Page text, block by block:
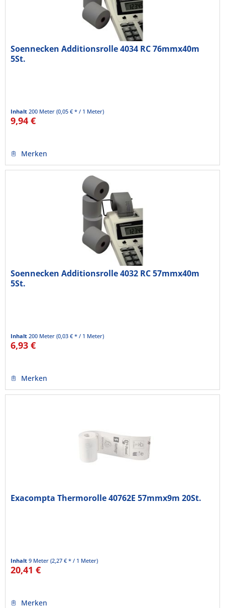
Soennecken Additionsrolle 4034 RC 76mmx40m
5St.
Inhalt200 Meter(0,05 € * / 1 Meter)
9,94 €
Merken
Soennecken Additionsrolle 4032 RC 57mmx40m
5St.
Inhalt 200 Meter(0,03 € * / 1 Meter)
6,93 €
Merken
Exacompta Thermorolle 40762E 57mmx9m 20St.
Inhalt9 Meter(2,27 € * / 1 Meter)
20,41 €
Merken